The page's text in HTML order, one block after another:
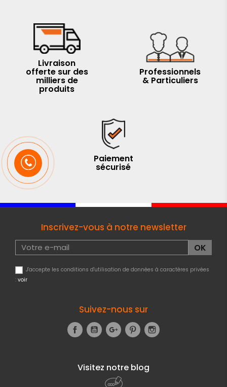
Livraison
offerte sur des
milliers de
produits
Professionnels
& Particuliers
Paiement
sécurisé
Inscrivez-vous à notre newsletter
J'accepte les conditions d'utilisation de données à caractères privées
: voir
Suivez-nous sur
FacebookYouTubeGoogle+Pinterest
Visitez notre blog